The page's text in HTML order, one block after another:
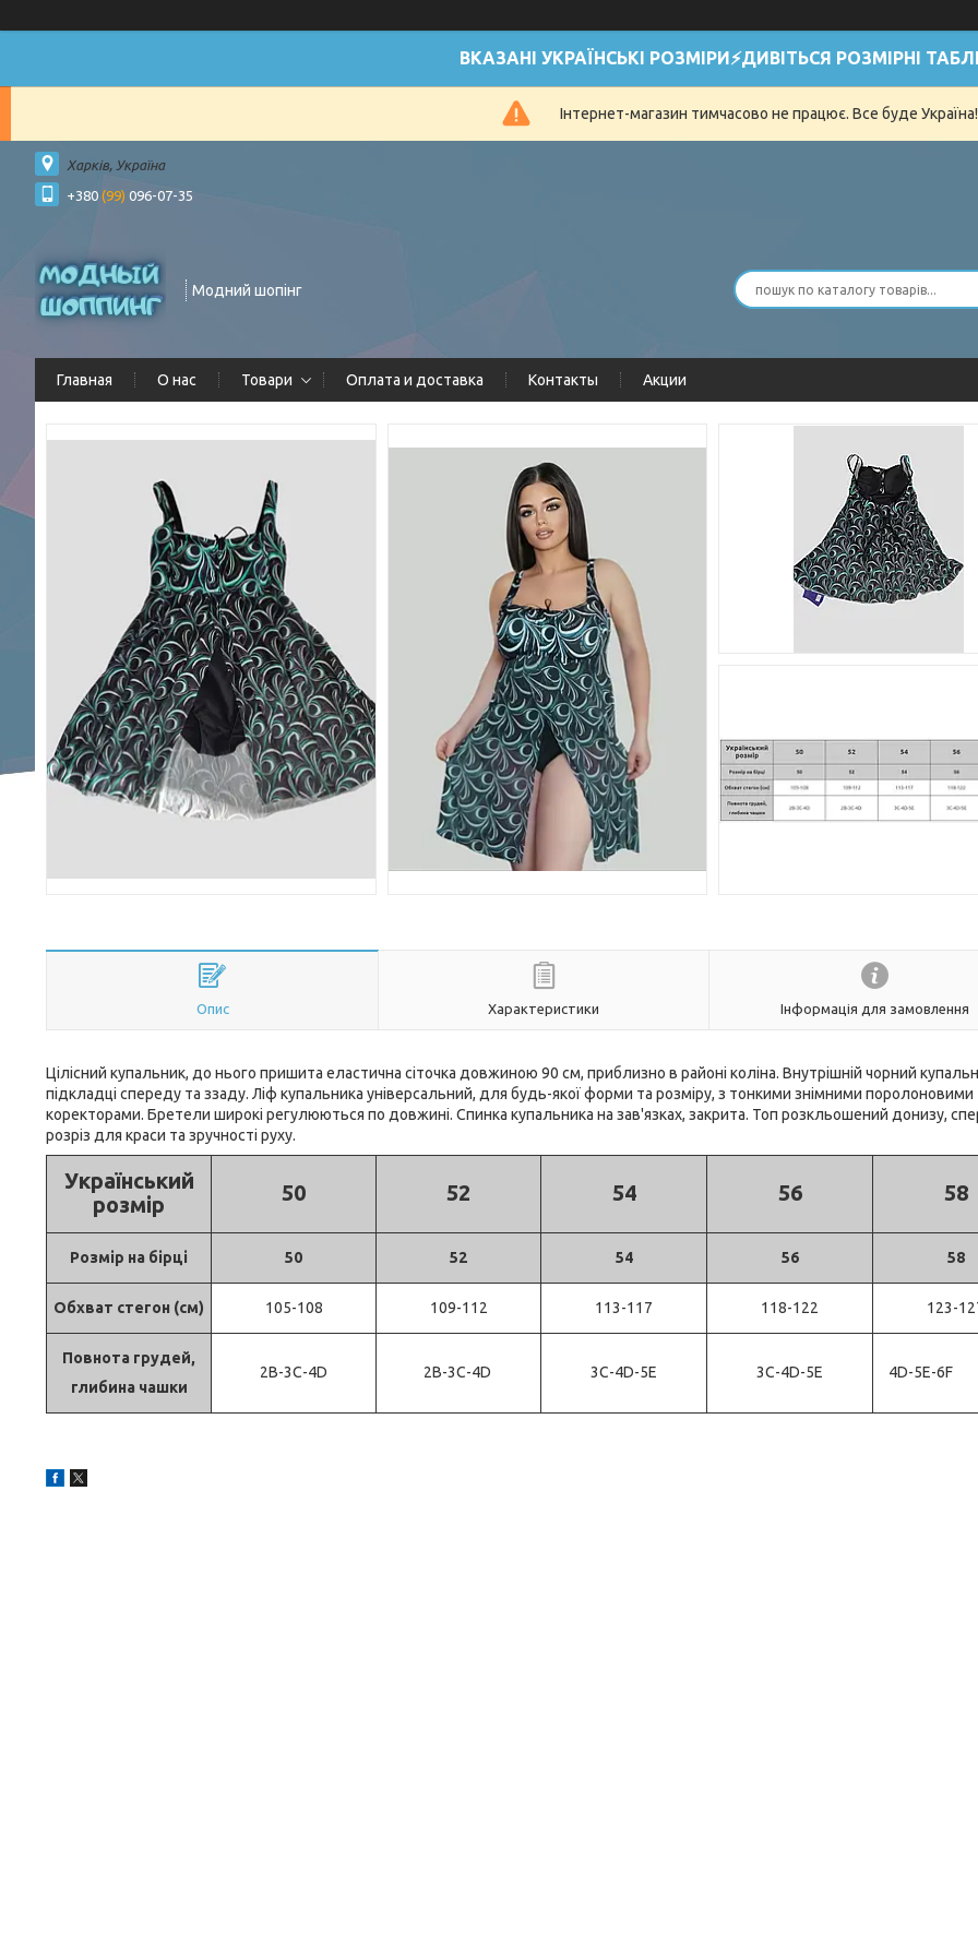
ВКАЗАНІ УКРАЇНСЬКІ РОЗМІРИ⚡ДИВІТЬСЯ РОЗМІРНІ
Інтернет-магазин тимчасово не працює. Все буде Україна!
Харків, Україна
+380 (99) 096-07-35
Модний шопінг
Главная О нас Товари Оплата и доставка Контакты Акции
Опис Характеристики Інформація для замовлення
Цілісний купальник, до нього пришита еластична сіточка довжиною 90 см, приблизно в районі коліна. Внутрішній чорний
підкладці спереду та ззаду. Ліф купальника універсальний, для будь-якої форми та розміру, з тонкими знімними поролоновими
коректорами. Бретели широкі регулюються по довжині. Спинка купальника на зав'язках, закрита. Топ розкльошений донизу,
розріз для краси та зручності руху.
Український
розмір
50 52 54 56 58
Розмір на бірці 50 52 54 56 58
Обхват стегон (см) 105-108 109-112 113-117 118-122 123-
Повнота грудей,
глибина чашки
2В-3С-4D 2В-3С-4D 3C-4D-5E 3C-4D-5E 4D-5E-6F